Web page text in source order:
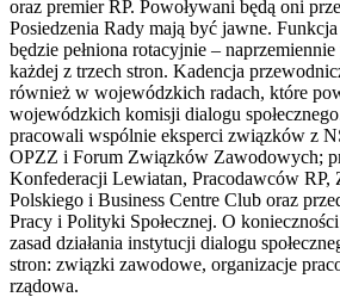
oraz premier RP. Powoływani będą oni
Posiedzenia Rady mają być jawne.
będzie pełniona rotacyjnie –
każdej z trzech stron. Kadencja
również w wojewódzkich radach, które
wojewódzkich komisji dialogu
pracowali wspólnie eksperci związków z
OPZZ i Forum Związków Zawodowych;
Konfederacji Lewiatan, Pracodawców RP,
Polskiego i Business Centre Club oraz
Pracy i Polityki Społecznej. O
zasad działania instytucji dialogu
stron: związki zawodowe, organizacje
rządowa.